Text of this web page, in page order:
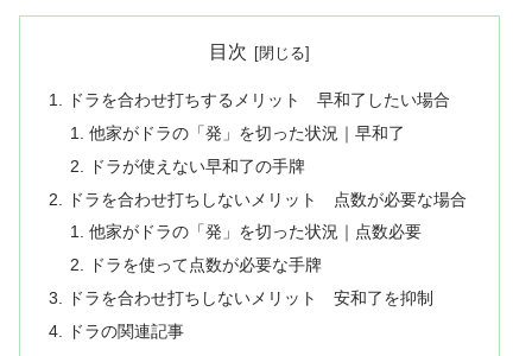
目次
ドラを合わせ打ちするメリット 早和了したい場合
他家がドラの「発」を切った状況｜早和了
ドラが使えない早和了の手牌
ドラを合わせ打ちしないメリット 点数が必要な場合
他家がドラの「発」を切った状況｜点数必要
ドラを使って点数が必要な手牌
ドラを合わせ打ちしないメリット 安和了を抑制
ドラの関連記事